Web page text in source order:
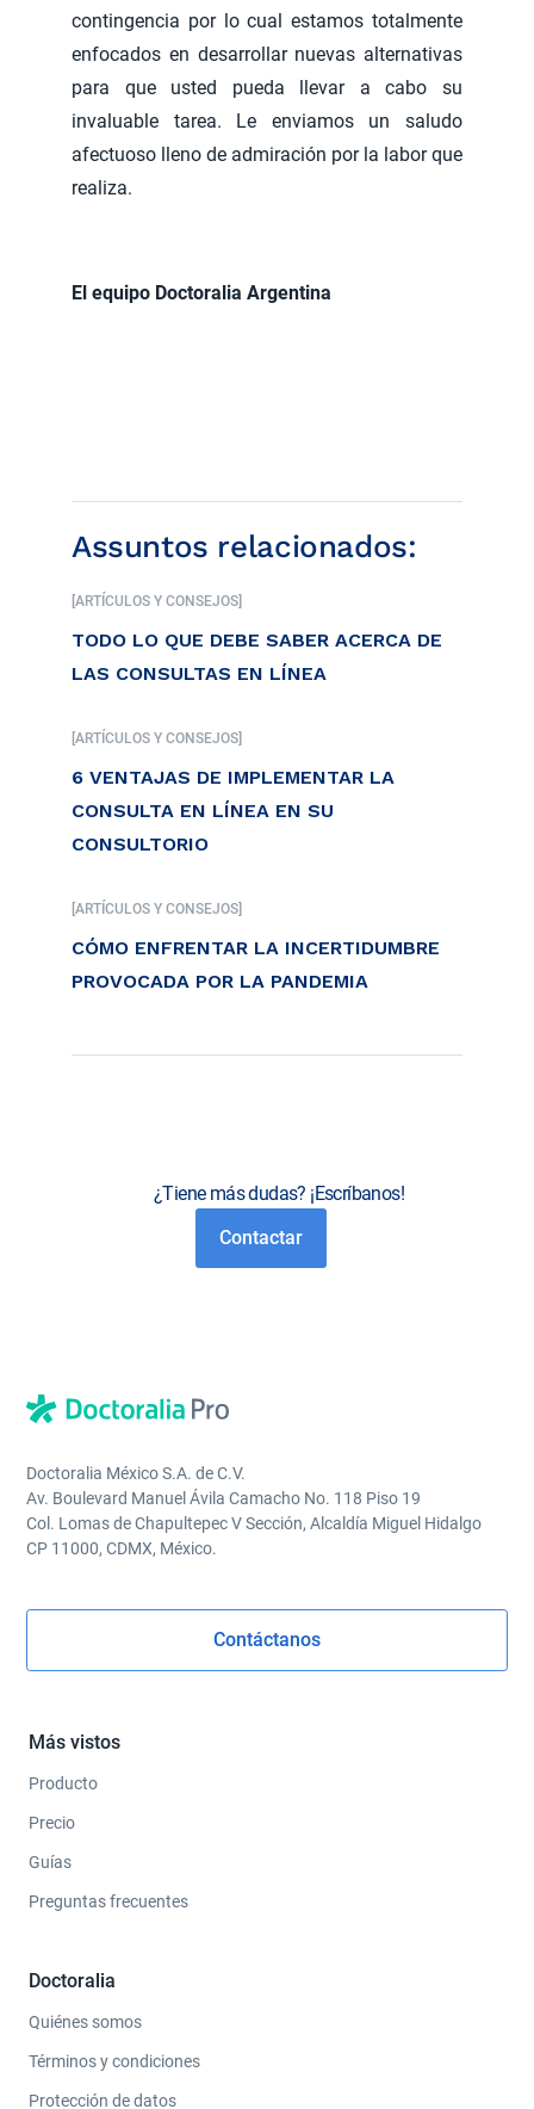
contingencia por lo cual estamos totalmente
enfocados en desarrollar nuevas alternativas
para que usted pueda llevar a cabo su
invaluable tarea. Le enviamos un saludo
afectuoso lleno de admiración por la labor que
realiza.
El equipo Doctoralia Argentina
Assuntos relacionados:
[ARTÍCULOS Y CONSEJOS]
TODO LO QUE DEBE SABER ACERCA DE
LAS CONSULTAS EN LÍNEA
[ARTÍCULOS Y CONSEJOS]
6 VENTAJAS DE IMPLEMENTAR LA
CONSULTA EN LÍNEA EN SU
CONSULTORIO
[ARTÍCULOS Y CONSEJOS]
CÓMO ENFRENTAR LA INCERTIDUMBRE
PROVOCADA POR LA PANDEMIA
¿Tiene más dudas? ¡Escríbanos!
Contactar
Doctoralia México S.A. de C.V.
Av. Boulevard Manuel Ávila Camacho No. 118 Piso 19
Col. Lomas de Chapultepec V Sección, Alcaldía Miguel Hidalgo
CP 11000, CDMX, México.
Contáctanos
Más vistos
Producto
Precio
Guías
Preguntas frecuentes
Doctoralia
Quiénes somos
Términos y condiciones
Protección de datos